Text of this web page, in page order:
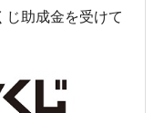
助成金を受けて